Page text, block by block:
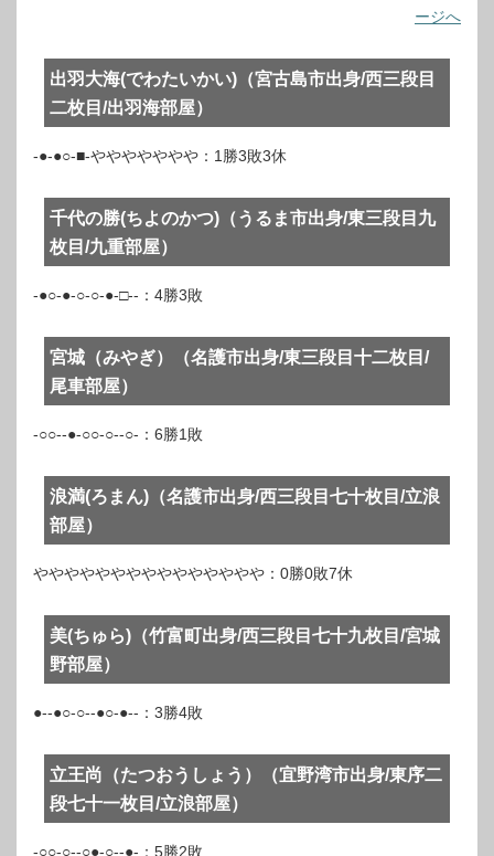
ージへ
出羽大海(でわたいかい)（宮古島市出身/西三段目
二枚目/出羽海部屋）
-●-●○-■-ややややややや：1勝3敗3休
千代の勝(ちよのかつ)（うるま市出身/東三段目九
枚目/九重部屋）
-●○-●-○-○-●-□--：4勝3敗
宮城（みやぎ）（名護市出身/東三段目十二枚目/
尾車部屋）
-○○--●-○○-○--○-：6勝1敗
浪満(ろまん)（名護市出身/西三段目七十枚目/立浪
部屋）
ややややややややややややややや：0勝0敗7休
美(ちゅら)（竹富町出身/西三段目七十九枚目/宮城
野部屋）
●--●○-○--●○-●--：3勝4敗
立王尚（たつおうしょう）（宜野湾市出身/東序二
段七十一枚目/立浪部屋）
-○○-○--○●-○--●-：5勝2敗